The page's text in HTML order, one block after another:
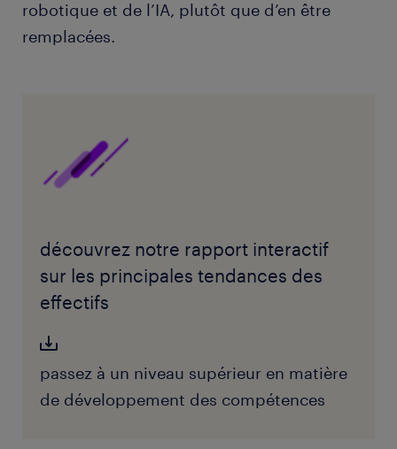
robotique et de l’IA, plutôt que d’en être
remplacées.
découvrez notre rapport interactif
sur les principales tendances des
effectifs
passez à un niveau supérieur en matière
de développement des compétences